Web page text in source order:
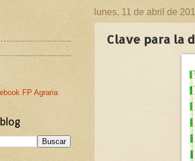
lunes, 11 de abril de
Clave para la
FP Agraria